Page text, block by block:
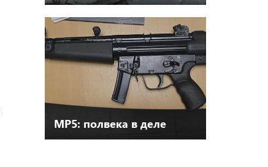
МР5: полвека в деле